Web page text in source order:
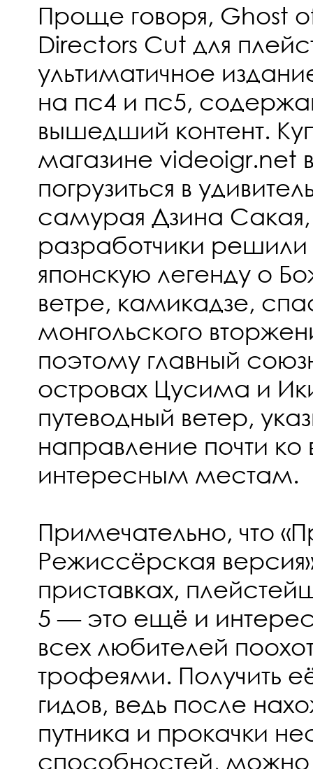
Проще говоря, Ghost
Directors Cut для
ультиматичное
на пс4 и пс5,
вышедший контент.
магазине videoigr.net
погрузиться в
самурая Дзина
разработчики решили
японскую легенду о
ветре, камикадзе,
монгольского
поэтому главный
островах Цусима и
путеводный ветер,
направление почти
интересным местам.
Примечательно, что
Режиссёрская
приставках,
5 — это ещё и
всех любителей
трофеями. Получить
гидов, ведь после
путника и прокачки
способностей,